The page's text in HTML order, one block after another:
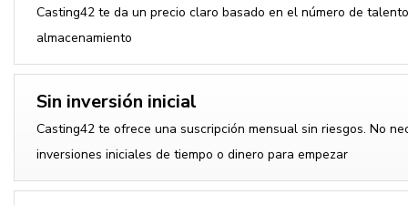
Casting42 te da un precio claro basado en el número de
almacenamiento
Sin inversión inicial
Casting42 te ofrece una suscripción mensual sin riesgos. No
inversiones iniciales de tiempo o dinero para empezar